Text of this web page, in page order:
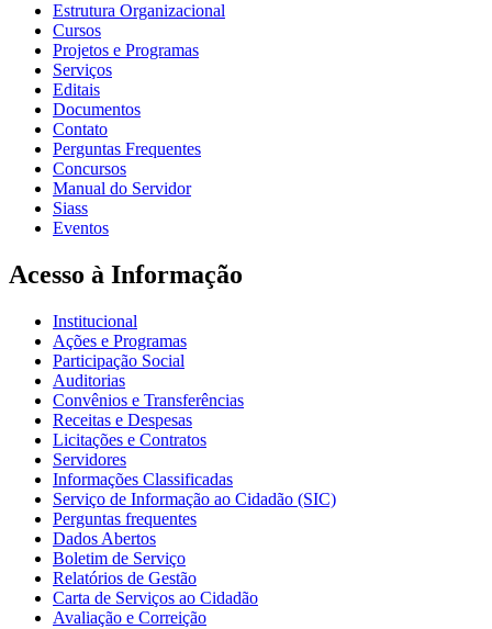
Estrutura Organizacional
Cursos
Projetos e Programas
Serviços
Editais
Documentos
Contato
Perguntas Frequentes
Concursos
Manual do Servidor
Siass
Eventos
Acesso à Informação
Institucional
Ações e Programas
Participação Social
Auditorias
Convênios e Transferências
Receitas e Despesas
Licitações e Contratos
Servidores
Informações Classificadas
Serviço de Informação ao Cidadão (SIC)
Perguntas frequentes
Dados Abertos
Boletim de Serviço
Relatórios de Gestão
Carta de Serviços ao Cidadão
Avaliação e Correição